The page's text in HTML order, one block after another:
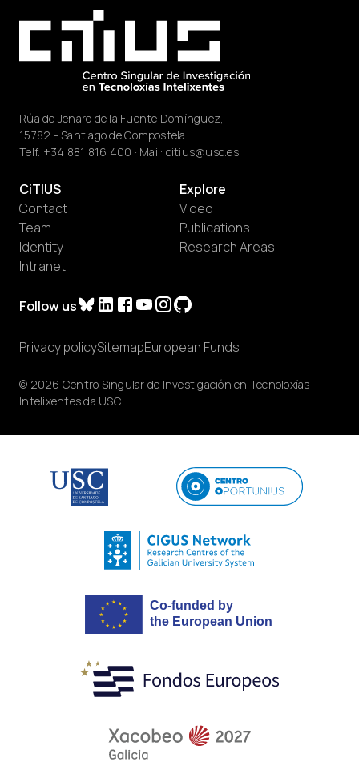
Rúa de Jenaro de la Fuente Domínguez,
15782 - Santiago de Compostela.
Telf. +34 881 816 400 · Mail: citius@usc.es
Follow us
CiTIUS
Contact
Team
Identity
Intranet
Explore
Video
Publications
Research Areas
© 2026 Centro Singular de Investigación en Tecnoloxías
Intelixentes da USC
Privacy policySitemapEuropean Funds